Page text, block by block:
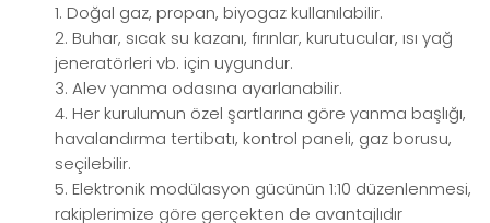
1. Doğal gaz, propan, biyogaz kullanılabilir.
2. Buhar, sıcak su kazanı, fırınlar, kurutucular, ısı yağ
jeneratörleri vb. için uygundur.
3. Alev yanma odasına ayarlanabilir.
4. Her kurulumun özel şartlarına göre yanma başlığı,
havalandırma tertibatı, kontrol paneli, gaz borusu,
seçilebilir.
5. Elektronik modülasyon gücünün 1:10 düzenlenmesi,
rakiplerimize göre gerçekten de avantajlıdır